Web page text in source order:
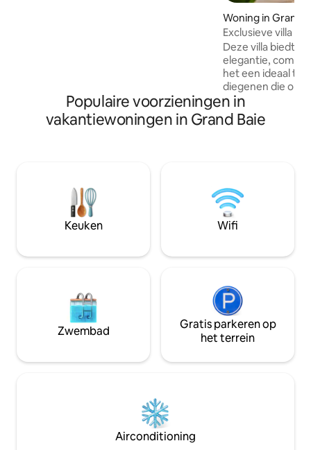
stukje paradijs in Villa Florence.
Woning in Grand
Exclusieve villa -
het strand
Deze villa biedt
elegantie,
het een ideaal
diegenen die op
ontspanning als
slechts 7
beroemde
winkels op
waardoor het
lokale cultuur te
geniet van de
Populaire voorzieningen in
vakantiewoningen in Grand Baie
Keuken Wifi
Zwembad
Gratis parkeren op
het terrein
Airconditioning